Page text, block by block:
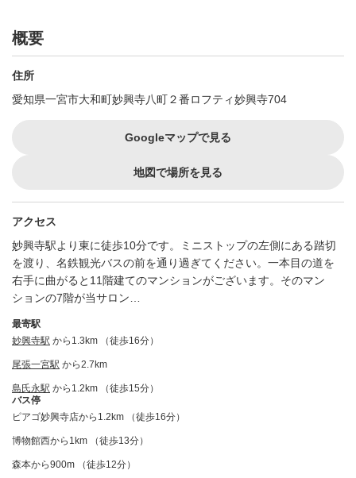
概要
住所
愛知県一宮市大和町妙興寺八町２番ロフティ妙興寺704
Googleマップで見る
地図で場所を見る
アクセス
妙興寺駅より東に徒歩10分です。ミニストップの左側にある踏切
を渡り、名鉄観光バスの前を通り過ぎてください。一本目の道を
右手に曲がると11階建てのマンションがございます。そのマン
ションの7階が当サロン…
最寄駅
妙興寺駅 から1.3km （徒歩16分）
尾張一宮駅 から2.7km
島氏永駅 から1.2km （徒歩15分）
バス停
ピアゴ妙興寺店から1.2km （徒歩16分）
博物館西から1km （徒歩13分）
森本から900m （徒歩12分）